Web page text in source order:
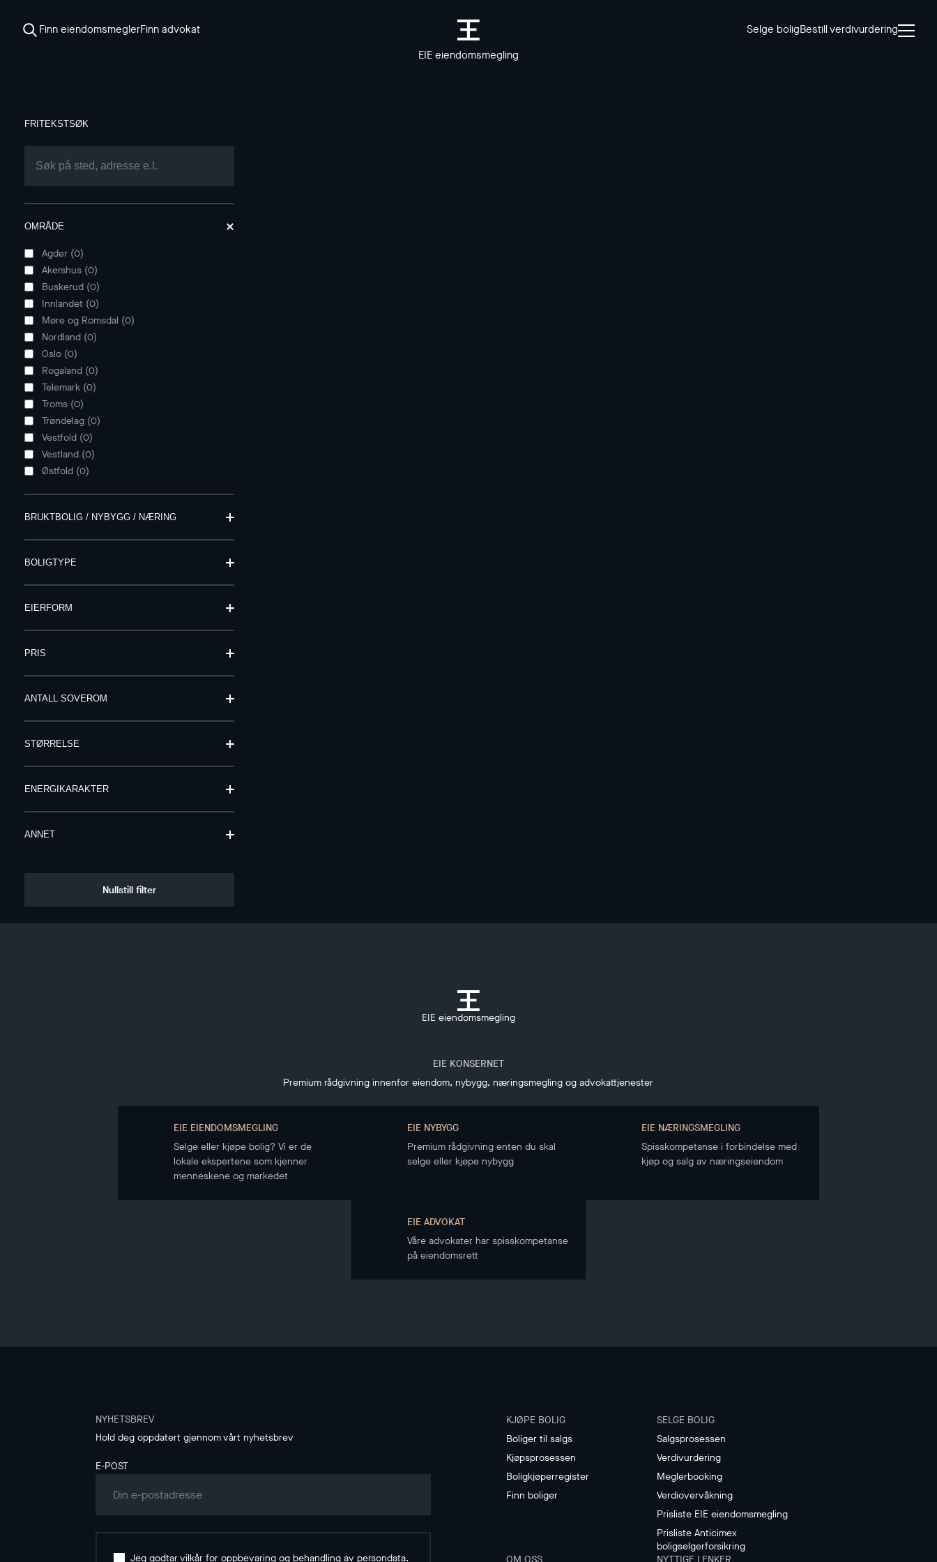
Finn eiendomsmeglerFinn advokat
EIE eiendomsmegling
Selge boligBestill verdivurdering
FRITEKSTSØK
OMRÅDE
Agder (0)
Akershus (0)
Buskerud (0)
Innlandet (0)
Møre og Romsdal (0)
Nordland (0)
Oslo (0)
Rogaland (0)
Telemark (0)
Troms (0)
Trøndelag (0)
Vestfold (0)
Vestland (0)
Østfold (0)
BRUKTBOLIG / NYBYGG / NÆRING
BOLIGTYPE
EIERFORM
PRIS
ANTALL SOVEROM
STØRRELSE
ENERGIKARAKTER
ANNET
Nullstill filter
EIE eiendomsmegling
EIE KONSERNET
Premium rådgivning innenfor eiendom, nybygg, næringsmegling og advokattjenester
EIE EIENDOMSMEGLING
Selge eller kjøpe bolig? Vi er de
lokale ekspertene som kjenner
menneskene og markedet
EIE NYBYGG
Premium rådgivning enten du skal
selge eller kjøpe nybygg
EIE NÆRINGSMEGLING
Spisskompetanse i forbindelse med
kjøp og salg av næringseiendom
EIE ADVOKAT
Våre advokater har spisskompetanse
på eiendomsrett
NYHETSBREV
Hold deg oppdatert gjennom vårt nyhetsbrev
E-POST
Jeg godtar vilkår for oppbevaring og behandling av persondata.
KJØPE BOLIG
Boliger til salgs
Kjøpsprosessen
Boligkjøperregister
Finn boliger
SELGE BOLIG
Salgsprosessen
Verdivurdering
Meglerbooking
Verdiovervåkning
Prisliste EIE eiendomsmegling
Prisliste Anticimex
boligselgerforsikring